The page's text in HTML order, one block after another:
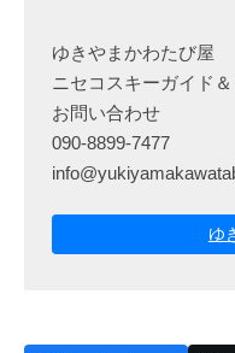
ゆきやまかわたび屋
ニセコスキーガイド
お問い合わせ
090-8899-7477
ゆ